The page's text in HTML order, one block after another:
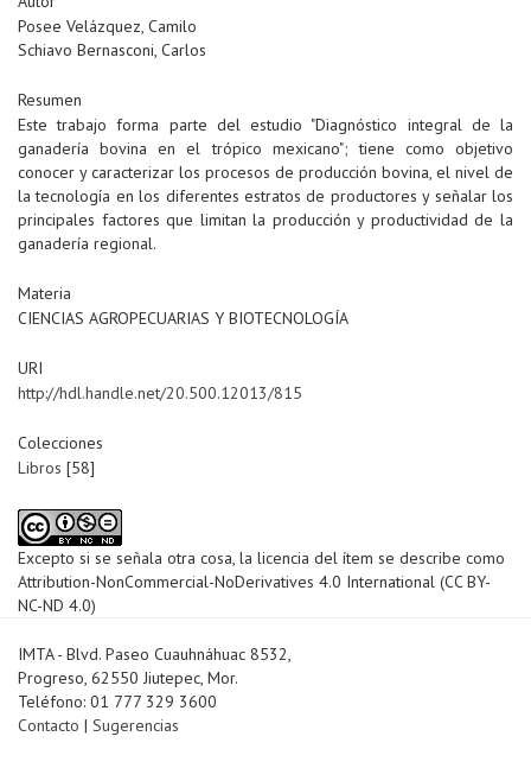
Posee Velázquez, Camilo
Schiavo Bernasconi, Carlos
Resumen
Este trabajo forma parte del estudio "Diagnóstico integral de la
ganadería bovina en el trópico mexicano"; tiene como objetivo
conocer y caracterizar los procesos de producción bovina, el nivel de
la tecnología en los diferentes estratos de productores y señalar los
principales factores que limitan la producción y productividad de la
ganadería regional.
Materia
CIENCIAS AGROPECUARIAS Y BIOTECNOLOGÍA
URI
http://hdl.handle.net/20.500.12013/815
Colecciones
Libros [58]
Excepto si se señala otra cosa, la licencia del ítem se describe como
Attribution-NonCommercial-NoDerivatives 4.0 International (CC BY-
NC-ND 4.0)
IMTA - Blvd. Paseo Cuauhnáhuac 8532,
Progreso, 62550 Jiutepec, Mor.
Teléfono: 01 777 329 3600
Contacto | Sugerencias